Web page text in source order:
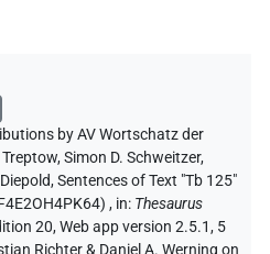
byAV Wortschatz der
, Simon D. Schweitzer,
,Sentences of Text "Tb 125"
, in: Thesaurus
20, Web app version 2.5.1, 5
Richter & Daniel A. Werning on